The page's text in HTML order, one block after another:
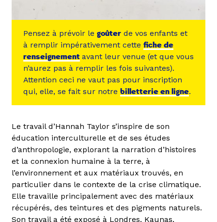
Pensez à prévoir le goûter de vos enfants et
à remplir impérativement cette fiche de
renseignement avant leur venue (et que vous
n’aurez pas à remplir les fois suivantes).
Attention ceci ne vaut pas pour inscription
qui, elle, se fait sur notre billetterie en ligne.
Le travail d’Hannah Taylor s’inspire de son
éducation interculturelle et de ses études
d’anthropologie, explorant la narration d’histoires
et la connexion humaine à la terre, à
l’environnement et aux matériaux trouvés, en
particulier dans le contexte de la crise climatique.
Elle travaille principalement avec des matériaux
récupérés, des teintures et des pigments naturels.
Son travail a été exposé à Londres, Kaunas,